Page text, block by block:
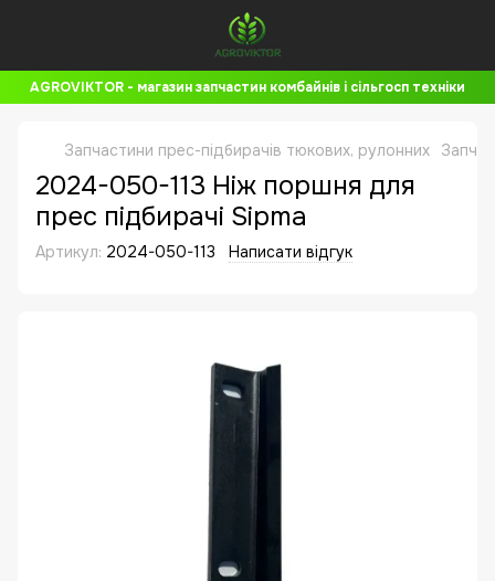
AGROVIKTOR - магазин запчастин комбайнів і сільгосп техніки
Запчастини прес-підбирачів тюкових, рулонних
2024-050-113 Ніж поршня для
прес підбирачі Sipma
Артикул: 2024-050-113 Написати відгук